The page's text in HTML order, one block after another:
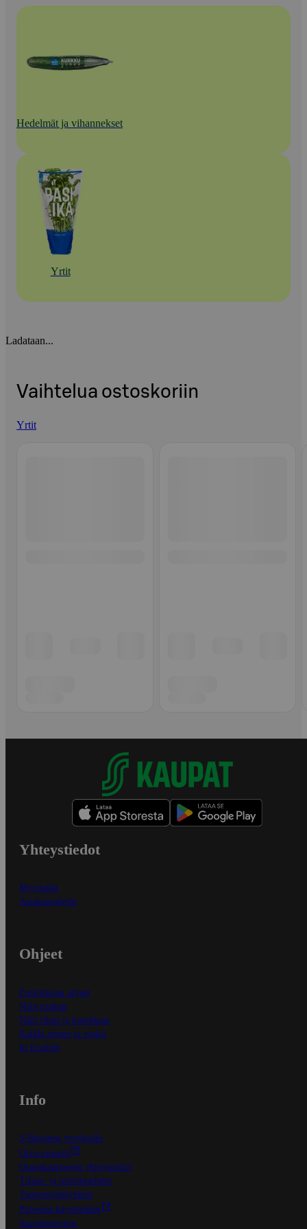
Hedelmät ja vihannekset
Yrtit
Ladataan...
Vaihtelua ostoskoriin
Yrtit
Yhteystiedot
Myymälät
Asiakaspalvelu
Ohjeet
Ensitilaajan ohjeet
Näin maksat
Näin tilaat ja muokkaat
Kaikki ohjeet ja vinkit
In English
Info
S-Business yrityksille
Oiva-raportit
Osuuskauppojen yhteystiedot
Tilaus- ja toimitusehdot
Tietosuojakäytäntö
Palvelun käyttöehdot
Saavutettavuus